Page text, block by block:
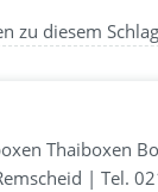
zu diesem
Thaiboxen
| Tel.